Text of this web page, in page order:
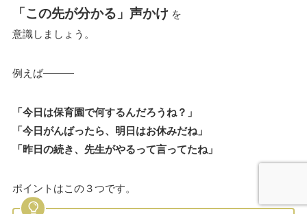
「この先が分かる」声かけを
意識しましょう。
例えば———
「今日は保育園で何するんだろうね？」
「今日がんばったら、明日はお休みだね」
「昨日の続き、先生がやるって言ってたね」
ポイントはこの３つです。